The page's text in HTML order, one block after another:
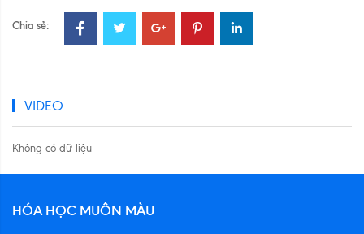
Chia sẻ:
VIDEO
Không có dữ liệu
HÓA HỌC MUÔN MÀU